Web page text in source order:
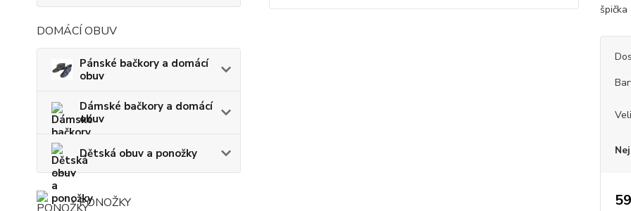
DOMÁCÍ OBUV
Pánské bačkory a domácí
obuv
Dámské bačkory a domácí
obuv
Dětská obuv a ponožky
PONOŽKY